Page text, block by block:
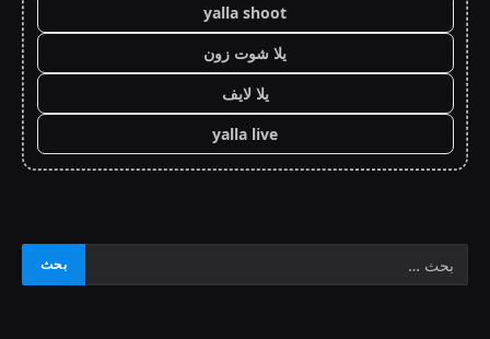
yalla shoot
يلا شوت زون
يلا لايف
yalla live